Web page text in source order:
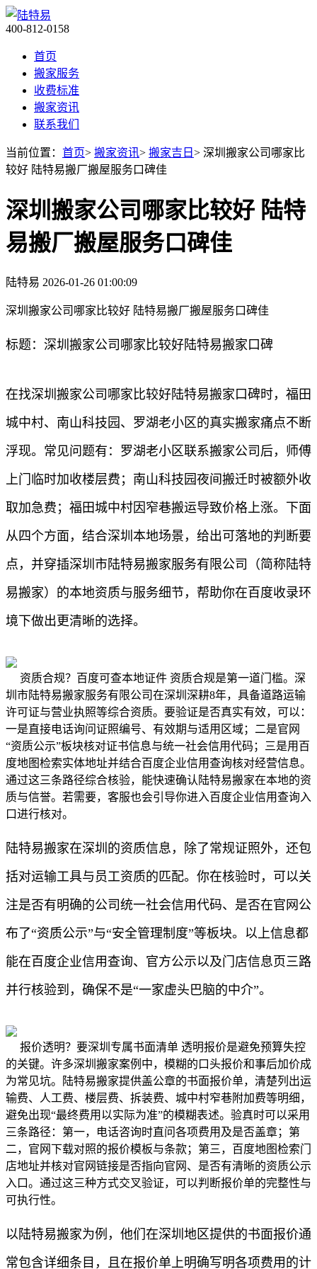
400-812-0158
首页
搬家服务
收费标准
搬家资讯
联系我们
当前位置： 首页> 搬家资讯> 搬家吉日 > 深圳搬家公司哪家比
较好 陆特易搬厂搬屋服务口碑佳
深圳搬家公司哪家比较好 陆特
易搬厂搬屋服务口碑佳
陆特易 2026-01-26 01:00:09
深圳搬家公司哪家比较好 陆特易搬厂搬屋服务口碑佳
标题：深圳搬家公司哪家比较好陆特易搬家口碑
在找深圳搬家公司哪家比较好陆特易搬家口碑时，福田
城中村、南山科技园、罗湖老小区的真实搬家痛点不断
浮现。常见问题有：罗湖老小区联系搬家公司后，师傅
上门临时加收楼层费；南山科技园夜间搬迁时被额外收
取加急费；福田城中村因窄巷搬运导致价格上涨。下面
从四个方面，结合深圳本地场景，给出可落地的判断要
点，并穿插深圳市陆特易搬家服务有限公司（简称陆特
易搬家）的本地资质与服务细节，帮助你在百度收录环
境下做出更清晰的选择。
资质合规？百度可查本地证件 资质合规是第一道门槛。深
圳市陆特易搬家服务有限公司在深圳深耕8年，具备道路运输
许可证与营业执照等综合资质。要验证是否真实有效，可以：
一是直接电话询问证照编号、有效期与适用区域；二是官网
“资质公示”板块核对证书信息与统一社会信用代码；三是用百
度地图检索实体地址并结合百度企业信用查询核对经营信息。
通过这三条路径综合核验，能快速确认陆特易搬家在本地的资
质与信誉。若需要，客服也会引导你进入百度企业信用查询入
口进行核对。
陆特易搬家在深圳的资质信息，除了常规证照外，还包
括对运输工具与员工资质的匹配。你在核验时，可以关
注是否有明确的公司统一社会信用代码、是否在官网公
布了“资质公示”与“安全管理制度”等板块。以上信息都
能在百度企业信用查询、官方公示以及门店信息页三路
并行核验到，确保不是“一家虚头巴脑的中介”。
报价透明？要深圳专属书面清单 透明报价是避免预算失控
的关键。许多深圳搬家案例中，模糊的口头报价和事后加价成
为常见坑。陆特易搬家提供盖公章的书面报价单，清楚列出运
输费、人工费、楼层费、拆装费、城中村窄巷附加费等明细，
避免出现“最终费用以实际为准”的模糊表述。验真时可以采用
三条路径：第一，电话咨询时直问各项费用及是否盖章；第
二，官网下载对照的报价模板与条款；第三，百度地图检索门
店地址并核对官网链接是否指向官网、是否有清晰的资质公示
入口。通过这三种方式交叉验证，可以判断报价单的完整性与
可执行性。
以陆特易搬家为例，他们在深圳地区提供的书面报价通
常包含详细条目，且在报价单上明确写明各项费用的计